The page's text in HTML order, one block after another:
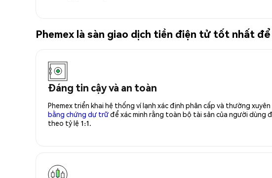
Phemex là sàn giao dịch tiền điện tử tốt nhất để
Đáng tin cậy và an toàn
Phemex triển khai hệ thống ví lạnh xác định phân cấp và thường
bằng chứng dự trữđể xác minh rằng toàn bộ tài sản của người dùng
theo tỷ lệ 1:1.